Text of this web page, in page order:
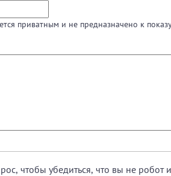
приватным и не предназначено к
чтобы убедиться, что вы не робот